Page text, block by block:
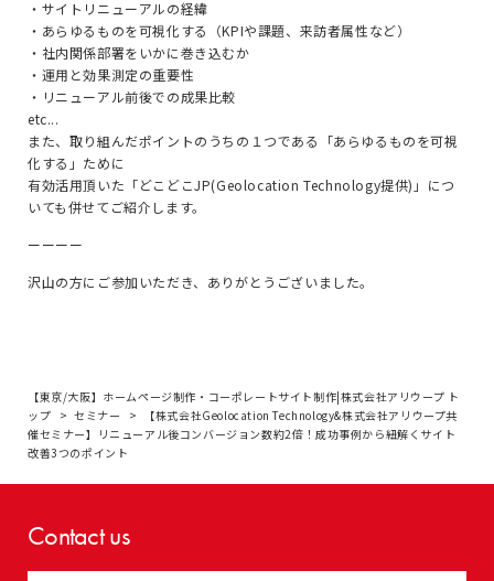
・サイトリニューアルの経緯
・あらゆるものを可視化する（KPIや課題、来訪者属性など）
・社内関係部署をいかに巻き込むか
・運用と効果測定の重要性
・リニューアル前後での成果比較
etc...
また、取り組んだポイントのうちの１つである「あらゆるものを可視
化する」ために
有効活用頂いた「どこどこJP(Geolocation Technology提供)」につ
いても併せてご紹介します。
ーーーー
沢山の方にご参加いただき、ありがとうございました。
【東京/大阪】ホームページ制作・コーポレートサイト制作|株式会社アリウープ ト
ップ
セミナー
【株式会社Geolocation Technology&株式会社アリウープ共
催セミナー】リニューアル後コンバージョン数約2倍！成功事例から紐解くサイト
改善3つのポイント
Contact us